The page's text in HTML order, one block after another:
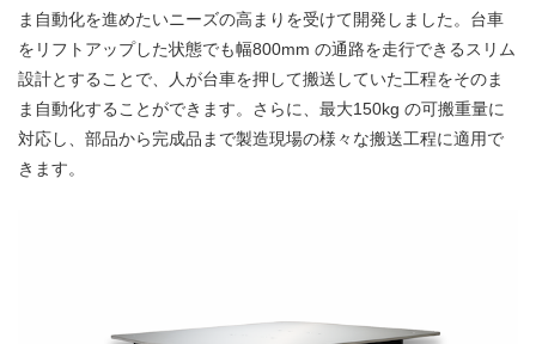
ま自動化を進めたいニーズの高まりを受けて開発しました。台車
をリフトアップした状態でも幅800mm の通路を走行できるスリム
設計とすることで、人が台車を押して搬送していた工程をそのま
ま自動化することができます。さらに、最大150kg の可搬重量に
対応し、部品から完成品まで製造現場の様々な搬送工程に適用で
きます。